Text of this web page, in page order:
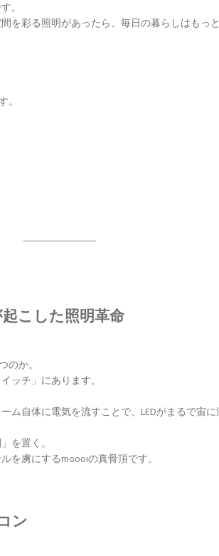
。
を彩る照明があったら、毎日の暮らしはもっ
こした照明革命
か。
ッチ」にあります。
ム自体に電気を流すことで、LEDがまるで宙
を置く。
を虜にするmoooiの真骨頂です。
ン